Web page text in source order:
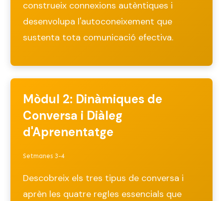
construeix connexions autèntiques i
desenvolupa l'autoconeixement que
sustenta tota comunicació efectiva.
Mòdul 2: Dinàmiques de
Conversa i Diàleg
d'Aprenentatge
Setmanes 3-4
Descobreix els tres tipus de conversa i
aprèn les quatre regles essencials que